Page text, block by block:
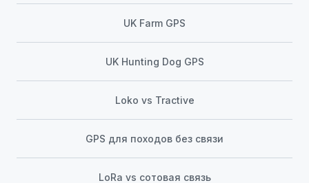
UK Farm GPS
UK Hunting Dog GPS
Loko vs Tractive
GPS для походов без связи
LoRa vs сотовая связь